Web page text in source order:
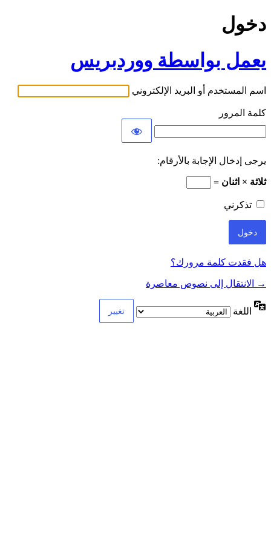
دخول
يعمل بواسطة ووردبريس
اسم المستخدم أو البريد الإلكتروني
كلمة المرور
يرجى إدخال الإجابة بالأرقام:
ثلاثة × اثنان =
تذكرني
هل فقدت كلمة مرورك؟
→ الانتقال إلى نصوص معاصرة
اللغة